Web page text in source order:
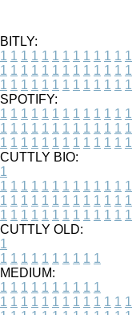
BITLY:
1 1 1 1 1 1 1 1 1 1 1 1 1
1 1 1 1 1 1 1 1 1 1 1 1 1
1 1 1 1 1 1 1 1 1 1 1 1 1
SPOTIFY:
1 1 1 1 1 1 1 1 1 1 1 1 1
1 1 1 1 1 1 1 1 1 1 1 1 1
1 1 1 1 1 1 1 1 1 1 1 1 1
CUTTLY BIO:
1
1 1 1 1 1 1 1 1 1 1 1 1 1
1 1 1 1 1 1 1 1 1 1 1 1 1
1 1 1 1 1 1 1 1 1 1 1 1 1
CUTTLY OLD:
1
1 1 1 1 1 1 1 1 1 1
MEDIUM:
1 1 1 1 1 1 1 1 1 1
1 1 1 1 1 1 1 1 1 1 1 1 1